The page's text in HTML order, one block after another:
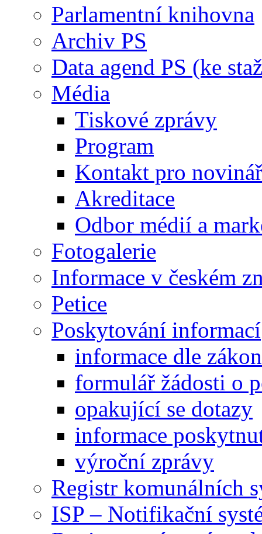
Parlamentní knihovna
Archiv PS
Data agend PS (ke
Média
Tiskové zprávy
Program
Kontakt pro
Akreditace
Odbor médií a
Fotogalerie
Informace v českém
Petice
Poskytování informací
informace dle
formulář žádosti o
opakující se dotazy
informace
výroční zprávy
Registr komunálních
ISP – Notifikační